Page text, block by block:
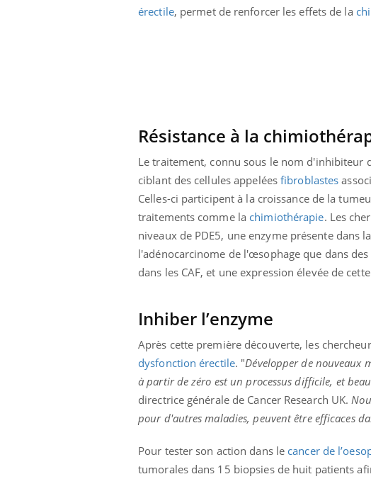
érectile, permet de renforcer les effets de la
Résistance à la
Le traitement, connu sous le nom d'inhibiteur
ciblant des cellules appeléesfibroblastes
Celles-ci participent à la croissance de la
traitements comme la chimiothérapie. Les
niveaux de PDE5, une enzyme présente dans
l'adénocarcinome de l'œsophage que dans
dans les CAF, et une expression élevée de
Inhiber l’enzyme
Après cette première découverte, les
dysfonction érectile. "Développer de nouveaux
à partir de zéro est un processus difficile, et
directrice générale de Cancer Research UK.
pour d'autres maladies, peuvent être efficaces
Pour tester son action dans le cancer de
tumorales dans 15 biopsies de huit patients
Eczéma Chronique des Mains : se
préparer pour l’été !Youtube
L'été arrive… et avec lui, un tout nouveau
rythme de vie ! Vacances, plage, piscine,
soleil, activités en plein air… Nos mains
Youtube
Diabète &
Le Ramadan
nombreuses
diabète, c'est